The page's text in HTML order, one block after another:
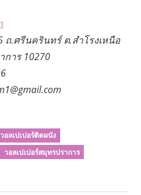
ถ.ศรีนครินทร์ ต.สำโรงเหนือ
การ 10270
วอลเปเปอร์ติดผนัง
วอลเปเปอร์สมุทรปราการ